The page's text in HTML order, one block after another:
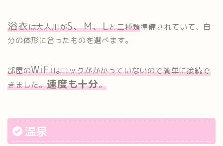
浴衣は大人用がS、M、Lと三種類準備されていて、自
分の体形に合ったものを選べます。
部屋のWiFiはロックがかかっていないので簡単に接続で
きました。速度も十分。
温泉